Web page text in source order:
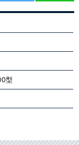
型